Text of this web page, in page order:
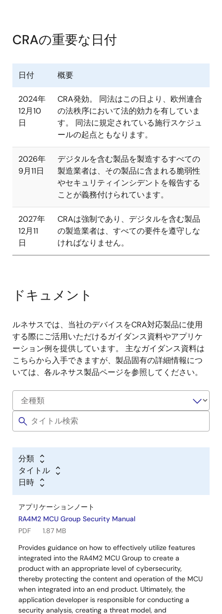
CRAの重要な日付
日付 概要
2024年
12月10
日
CRA発効。 同法はこの日より、欧州連合
の法秩序において法的効力を有していま
す。 同法に規定されている施行スケジュ
ールの起点ともなります。
2026年
9月11日
デジタルを含む製品を製造するすべての
製造業者は、その製品に含まれる脆弱性
やセキュリティインシデントを報告する
ことが義務付けられています。
2027年
12月11
日
CRAは強制であり、デジタルを含む製品
の製造業者は、すべての要件を遵守しな
ければなりません。
ドキュメント
ルネサスでは、当社のデバイスをCRA対応製品に使用
する際にご活用いただけるガイダンス資料やアプリケ
ーション例を提供しています。 主なガイダンス資料は
こちらから入手できますが、製品固有の詳細情報につ
いては、各ルネサス製品ページを参照してください。
分類
タイトル
日時
アプリケーションノート
RA4M2 MCU Group Security Manual
PDF
1.87 MB
Provides guidance on how to effectively utilize features
integrated into the RA4M2 MCU Group to create a
product with an appropriate level of cybersecurity,
thereby protecting the content and operation of the MCU
when integrated into an end product. Ultimately, the
application developer is responsible for conducting a
security analysis, creating a threat model, and